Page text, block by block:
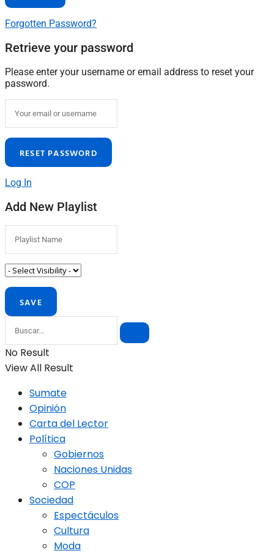
Forgotten Password?
Retrieve your password
Please enter your username or email address to reset your
password.
Log In
Add New Playlist
No Result
View All Result
Sumate
Opinión
Carta del Lector
Política
Gobiernos
Naciones Unidas
COP
Sociedad
Espectáculos
Cultura
Moda